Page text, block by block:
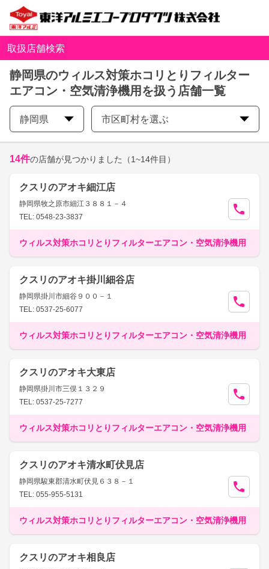
取扱店舗検索
静岡県のウィルス対策ホコリとりフィルター
エアコン・空気清浄機用を扱う店舗一覧
静岡県 市区町村を選ぶ
14件の店舗が見つかりました （1~14件目）
クスリのアオキ細江店
静岡県牧之原市細江３８８１－４
TEL: 0548-23-3837
ウィルス対策ホコリとりフィルターエアコン・空気清浄機用
クスリのアオキ掛川細谷店
静岡県掛川市細谷９００－１
TEL: 0537-25-6077
ウィルス対策ホコリとりフィルターエアコン・空気清浄機用
クスリのアオキ大東店
静岡県掛川市三俣１３２９
TEL: 0537-25-7277
ウィルス対策ホコリとりフィルターエアコン・空気清浄機用
クスリのアオキ清水町伏見店
静岡県駿東郡清水町伏見６３８－１
TEL: 055-955-5131
ウィルス対策ホコリとりフィルターエアコン・空気清浄機用
クスリのアオキ相良店